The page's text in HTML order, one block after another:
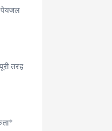
पेयजल
तरह